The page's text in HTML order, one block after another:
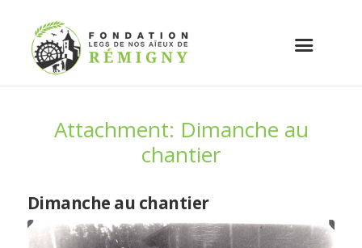
Attachment: Dimanche au
chantier
Dimanche au chantier